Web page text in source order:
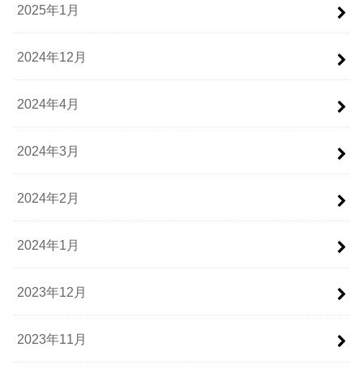
2025年1月
2024年12月
2024年4月
2024年3月
2024年2月
2024年1月
2023年12月
2023年11月